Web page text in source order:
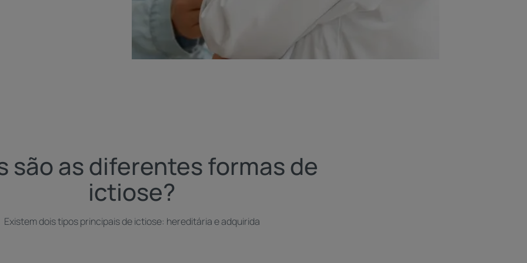
são as diferentes formas de
ictiose?
Existem dois tipos principais de ictiose: hereditária e adquirida